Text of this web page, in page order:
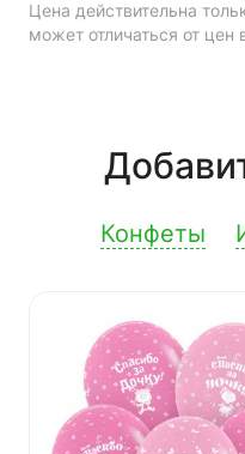
Цена действительна
может отличаться от цен
Конфеты